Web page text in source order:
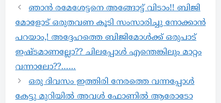
ഞാൻ രമേശേട്ടനെ അങ്ങോട്ട് വിടാം!! ബിജി
മോളോട് ഒരുതവണ കൂടി സംസാരിച്ചു നോക്കാൻ
പറയാം,! അദ്ദേഹത്തെ ബിജിമോൾക്ക് ഒരുപാട്
ഇഷ്ടമാണല്ലോ?? ചിലപ്പോൾ എന്തെങ്കിലും മാറ്റം
വന്നാലോ??……
ഒരു ദിവസം ഇത്തിരി നേരത്തെ വന്നപ്പോൾ
കേട്ടു മുറിയിൽ അവൾ ഫോണിൽ ആരോടോ